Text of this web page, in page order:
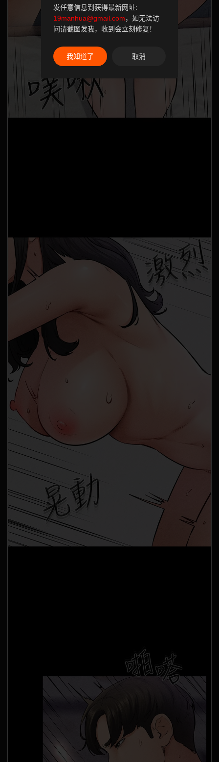
发任意信息到获得最新网址:
19manhua@gmail.com，如无法访
问请截图发我，收到会立刻修复！
我知道了 取消